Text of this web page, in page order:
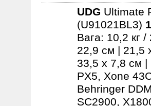
UDG Ultimate
(U91021BL3)
Вага: 10,2 кг
22,9 см | 21,5
33,5 x 7,8 см |
PX5, Xone
Behringer
SC2900,